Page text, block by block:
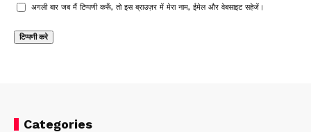
अगली बार जब मैं टिप्पणी करूँ, तो इस ब्राउज़र में मेरा नाम, ईमेल और वेबसाइट सहेजें।
Categories